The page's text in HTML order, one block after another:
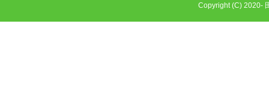
Copyright (C) 2020-